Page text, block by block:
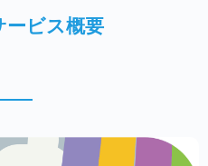
ービス概要